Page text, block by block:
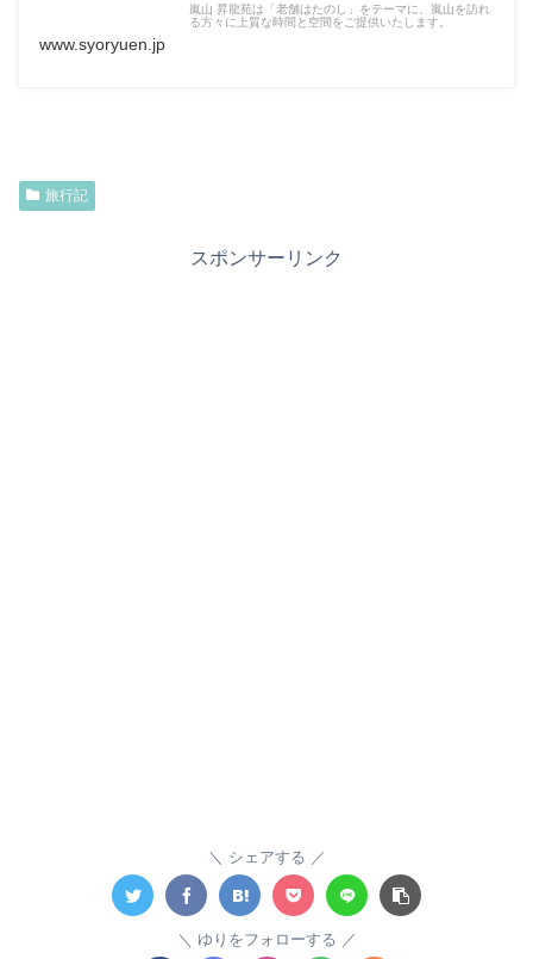
嵐山 昇龍苑は「老舗はたのし」をテーマに、嵐山を訪れ
る方々に上質な時間と空間をご提供いたします。
www.syoryuen.jp
旅行記
スポンサーリンク
シェアする
ゆりをフォローする